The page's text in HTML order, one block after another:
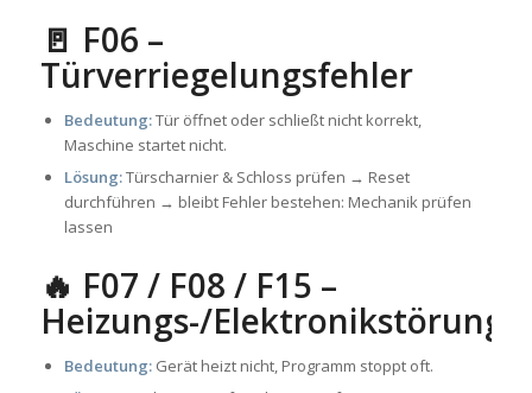
🚪 F06 –
Türverriegelungsfehler
Bedeutung:Tür öffnet oder schließt nicht korrekt,
Maschine startet nicht.
Lösung:Türscharnier & Schloss prüfen → Reset
durchführen → bleibt Fehler bestehen: Mechanik prüfen
lassen
🔥 F07 / F08 / F15 –
Heizungs-/Elektronikstörung
Bedeutung:Gerät heizt nicht, Programm stoppt oft.